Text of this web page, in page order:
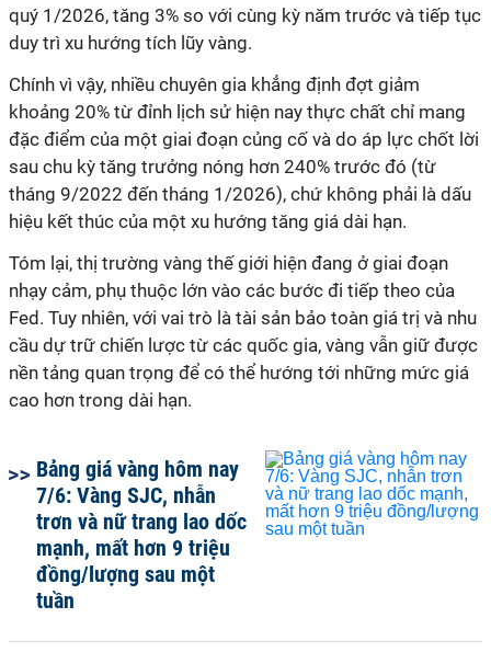
quý 1/2026, tăng 3% so với cùng kỳ năm trước và tiếp tục
duy trì xu hướng tích lũy vàng.
Chính vì vậy, nhiều chuyên gia khẳng định đợt giảm
khoảng 20% từ đỉnh lịch sử hiện nay thực chất chỉ mang
đặc điểm của một giai đoạn củng cố và do áp lực chốt lời
sau chu kỳ tăng trưởng nóng hơn 240% trước đó (từ
tháng 9/2022 đến tháng 1/2026), chứ không phải là dấu
hiệu kết thúc của một xu hướng tăng giá dài hạn.
Tóm lại, thị trường vàng thế giới hiện đang ở giai đoạn
nhạy cảm, phụ thuộc lớn vào các bước đi tiếp theo của
Fed. Tuy nhiên, với vai trò là tài sản bảo toàn giá trị và nhu
cầu dự trữ chiến lược từ các quốc gia, vàng vẫn giữ được
nền tảng quan trọng để có thể hướng tới những mức giá
cao hơn trong dài hạn.
Bảng giá vàng hôm nay
7/6: Vàng SJC, nhẫn
trơn và nữ trang lao dốc
mạnh, mất hơn 9 triệu
đồng/lượng sau một
tuần